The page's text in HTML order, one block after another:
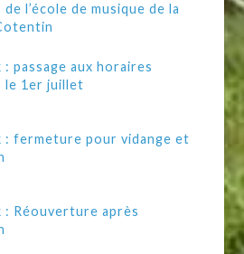
l’école de musique de la
: passage aux horaires
le 1er juillet
: fermeture pour vidange et
: Réouverture après